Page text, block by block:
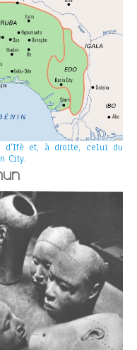
d’Ifè et, à droite, celui du
City.